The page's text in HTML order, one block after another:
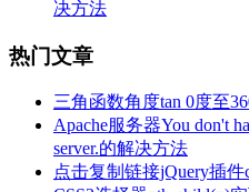
决方法
热门文章
三角函数角度tan 0度至
Apache服务器You don't
server.的解决方法
点击复制链接jQuery插件